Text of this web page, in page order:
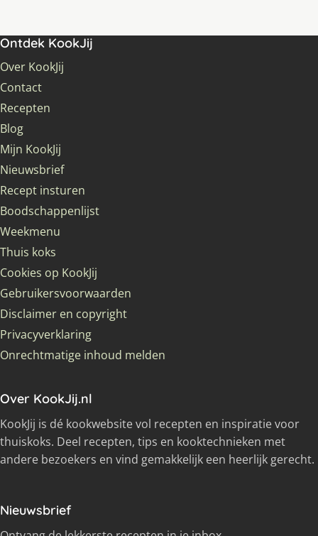
Ontdek KookJij
Over KookJij
Contact
Recepten
Blog
Mijn KookJij
Nieuwsbrief
Recept insturen
Boodschappenlijst
Weekmenu
Thuis koks
Cookies op KookJij
Gebruikersvoorwaarden
Disclaimer en copyright
Privacyverklaring
Onrechtmatige inhoud melden
Over KookJij.nl
KookJij is dé kookwebsite vol recepten en inspiratie voor
thuiskoks. Deel recepten, tips en kooktechnieken met
andere bezoekers en vind gemakkelijk een heerlijk gerecht.
Nieuwsbrief